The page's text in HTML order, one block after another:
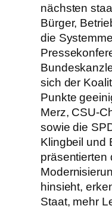
nächsten
Bürger,
die
sich der
Punkte
Merz, CSU-
sowie die
Klingbeil und
präsentierten
hinsieht,
Staat, mehr